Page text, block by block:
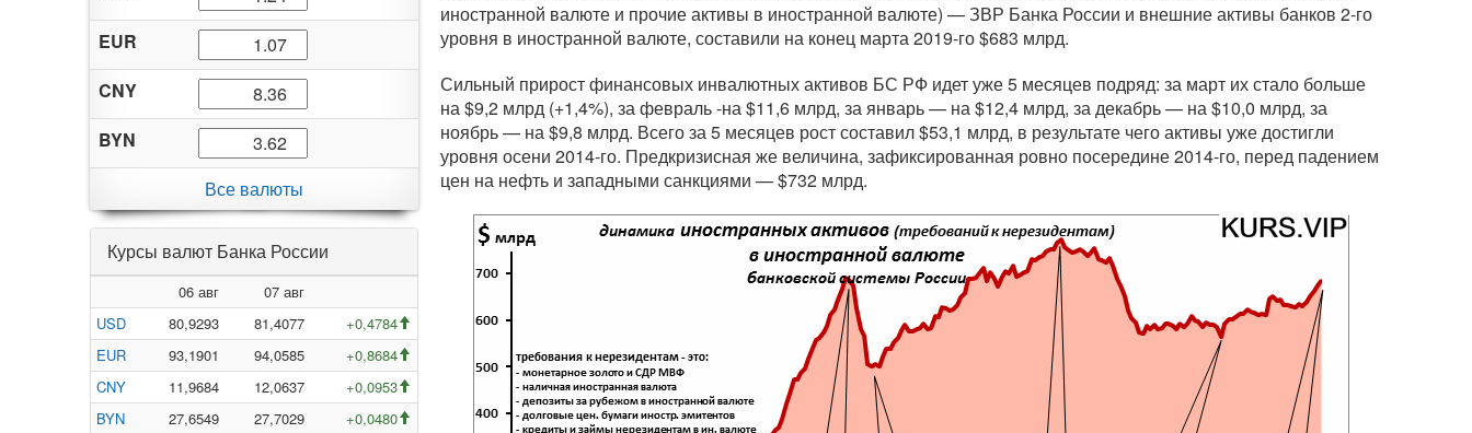
EUR
CNY
BYN
Все валюты
Курсы валют Банка России
06 авг
07 авг
USD
80,9293 81,4077
+0,4784
EUR
93,1901 94,0585
+0,8684
CNY
11,9684 12,0637
+0,0953
BYN
27,6549 27,7029 +0,0480
иностранной валюте и прочие активы в иностранной валюте) — ЗВР Банка России и внешние активы банков 2-го
уровня в иностранной валюте, составили на конец марта2019-го$683 млрд.
Сильный прирост финансовых инвалютных активов БС РФ идет уже 5 месяцев подряд: за март их стало больше
на $9,2 млрд (+1,4%), за февраль -на $11,6 млрд, за январь — на $12,4 млрд, за декабрь — на $10,0 млрд, за
ноябрь — на $9,8 млрд. Всего за 5 месяцев рост составил $53,1 млрд, в результате чего активы уже достигли
уровня осени 2014-го. Предкризисная же величина, зафиксированная ровно посередине2014-го, перед падением
цен на нефть и западными санкциями — $732 млрд.